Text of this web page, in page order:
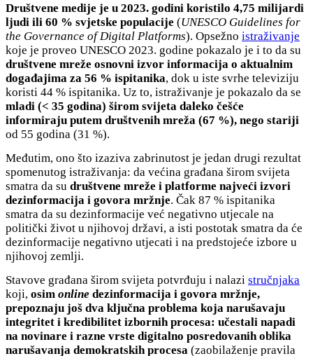
Društvene medije je u 2023. godini koristilo 4,75 milijardi
ljudi ili 60 % svjetske populacije (UNESCO Guidelines for
the Governance of Digital Platforms). Opsežno istraživanje
koje je proveo UNESCO 2023. godine pokazalo je i to da su
društvene mreže osnovni izvor informacija o aktualnim
događajima za 56 % ispitanika, dok u iste svrhe televiziju
koristi 44 % ispitanika. Uz to, istraživanje je pokazalo da se
mladi (< 35 godina) širom svijeta daleko češće
informiraju putem društvenih mreža (67 %), nego stariji
od 55 godina (31 %).
Međutim, ono što izaziva zabrinutost je jedan drugi rezultat
spomenutog istraživanja: da većina građana širom svijeta
smatra da su društvene mreže i platforme najveći izvori
dezinformacija i govora mržnje. Čak 87 % ispitanika
smatra da su dezinformacije već negativno utjecale na
politički život u njihovoj državi, a isti postotak smatra da će
dezinformacije negativno utjecati i na predstojeće izbore u
njihovoj zemlji.
Stavove građana širom svijeta potvrđuju i nalazi stručnjaka
koji, osim online dezinformacija i govora mržnje,
prepoznaju još dva ključna problema koja narušavaju
integritet i kredibilitet izbornih procesa: učestali napadi
na novinare i razne vrste digitalno posredovanih oblika
narušavanja demokratskih procesa (zaobilaženje pravila